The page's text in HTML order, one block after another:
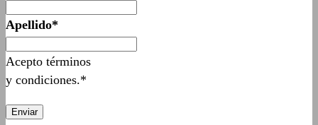
Apellido*
Acepto términos
y condiciones.*